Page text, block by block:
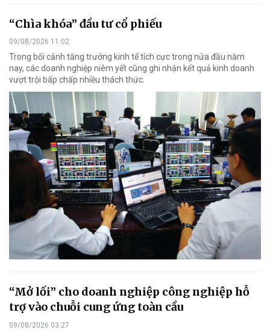
“Chìa khóa” đầu tư cổ phiếu
09/08/2026 11:02
Trong bối cảnh tăng trưởng kinh tế tích cực trong nửa đầu năm
nay, các doanh nghiệp niêm yết cũng ghi nhận kết quả kinh doanh
vượt trội bấp chấp nhiều thách thức.
“Mở lối” cho doanh nghiệp công nghiệp hỗ
trợ vào chuỗi cung ứng toàn cầu
09/08/2026 03:27